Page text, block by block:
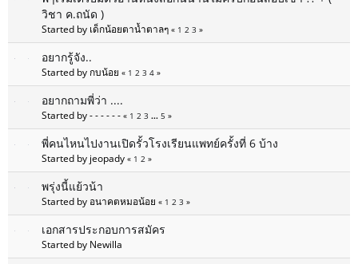
วิชา ค.ถนัด )
Started by เด็กน้อยตาน้ำตาลๆ « 1 2 3 »
อยากรู้จัง..
Started by กบน้อย « 1 2 3 4 »
อยากถามพี่ว่า ....
Started by - - - - - - « 1 2 3 ... 5 »
พี่คนไหนไปงานเปิดรั้วโรงเรียนแพทย์ครั้งที่ 6 บ้าง
Started by jeopady « 1 2 »
พรุ่งนี้แย้วน้า
Started by อนาคตหมอน้อย « 1 2 3 »
เอกสารประกอบการสมัคร
Started by Newilla